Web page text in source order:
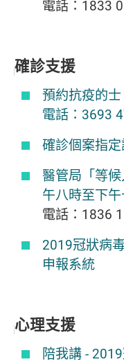
電話：1833
確診支援
預約抗疫的士
電話：3693
確診個案指
醫管局「等
午八時至下午
電話：1836
2019冠狀病
申報系統
心理支援
陪我講 -